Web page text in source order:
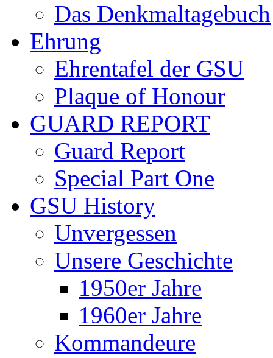
Das Denkmaltagebuch
Ehrung
Ehrentafel der GSU
Plaque of Honour
GUARD REPORT
Guard Report
Special Part One
GSU History
Unvergessen
Unsere Geschichte
1950er Jahre
1960er Jahre
Kommandeure